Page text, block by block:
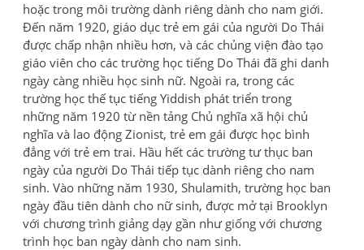
hoặc trong môi trường dành riêng dành cho nam giới.
Đến năm 1920, giáo dục trẻ em gái của người Do Thái
được chấp nhận nhiều hơn, và các chủng viện đào tạo
giáo viên cho các trường học tiếng Do Thái đã ghi danh
ngày càng nhiều học sinh nữ. Ngoài ra, trong các
trường học thế tục tiếng Yiddish phát triển trong
những năm 1920 từ nền tảng Chủ nghĩa xã hội chủ
nghĩa và lao động Zionist, trẻ em gái được học bình
đẳng với trẻ em trai. Hầu hết các trường tư thục ban
ngày của người Do Thái tiếp tục dành riêng cho nam
sinh. Vào những năm 1930, Shulamith, trường học ban
ngày đầu tiên dành cho nữ sinh, được mở tại Brooklyn
với chương trình giảng dạy gần như giống với chương
trình học ban ngày dành cho nam sinh.